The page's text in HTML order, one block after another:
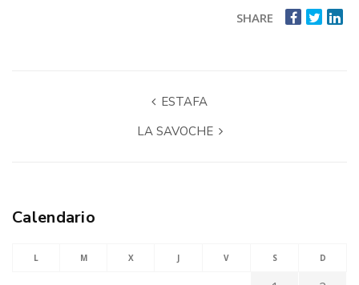
SHARE
ESTAFA
LA SAVOCHE
Calendario
L M X J V S D